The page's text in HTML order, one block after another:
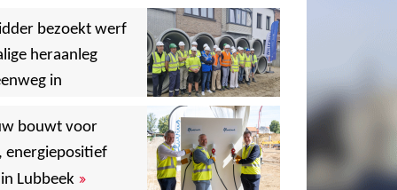
,
,
bezoekt werf
heraanleg
in
,
bouwt voor
energiepositief
Lubbeek »